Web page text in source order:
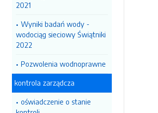
2021
Wyniki badań wody -
wodociąg sieciowy Świątniki
2022
Pozwolenia wodnoprawne
kontrola zarządcza
oświadczenie o stanie